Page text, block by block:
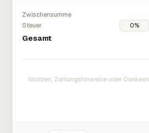
Zwischensumme
Steuer
Gesamt